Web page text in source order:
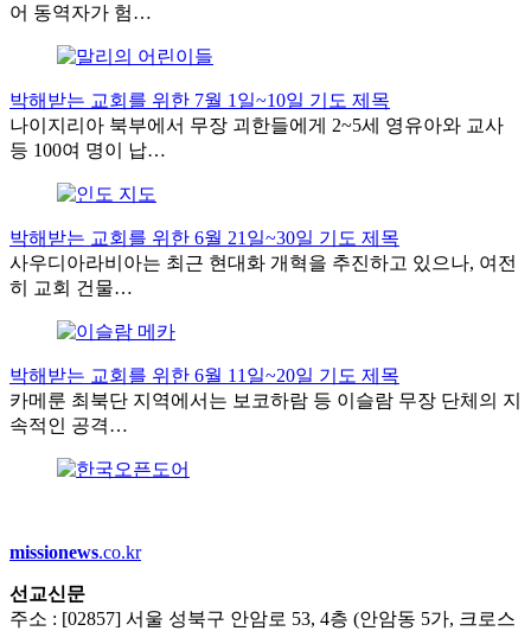
어 동역자가 험…
박해받는 교회를 위한 7월 1일~10일 기도 제목
나이지리아 북부에서 무장 괴한들에게 2~5세 영유아와 교사
등 100여 명이 납…
박해받는 교회를 위한 6월 21일~30일 기도 제목
사우디아라비아는 최근 현대화 개혁을 추진하고 있으나, 여전
히 교회 건물…
박해받는 교회를 위한 6월 11일~20일 기도 제목
카메룬 최북단 지역에서는 보코하람 등 이슬람 무장 단체의 지
속적인 공격…
missionews.co.kr
선교신문
주소 : [02857] 서울 성북구 안암로 53, 4층 (안암동 5가, 크로스